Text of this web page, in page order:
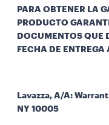
PARA OBTENER LA
PRODUCTO
DOCUMENTOS QUE
FECHA DE
Lavazza, A/A:
NY 10005